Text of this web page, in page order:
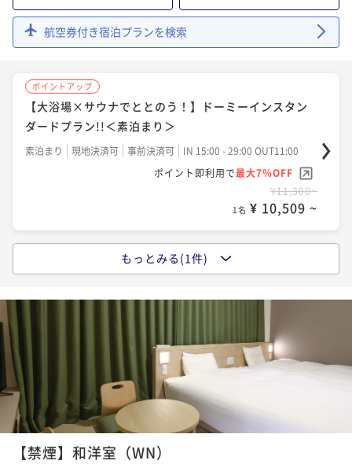
航空券付き宿泊プランを検索
ポイントアップ
【大浴場×サウナでととのう！】ドーミーインスタン
ダードプラン!!＜素泊まり＞
素泊まり 現地決済可 事前決済可
IN 15:00 - 29:00 OUT11:00
ポイント即利用で最大7％OFF
¥11,300~
1名 ¥ 10,509 ~
【大浴場×サウナでととのう！】ドーミーインスタン
ダードプラン!!＜朝食付き＞
ポイント即利用で最大7％OFF
¥13,300~
¥ 12,369 ~
もっとみる(1件)
【禁煙】和洋室（WN）